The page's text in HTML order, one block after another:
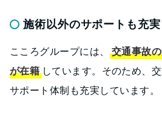
施術以外のサポートも充実
こころグループには、
交通事故
が在籍しています。そのため、
サポート体制も充実しています。